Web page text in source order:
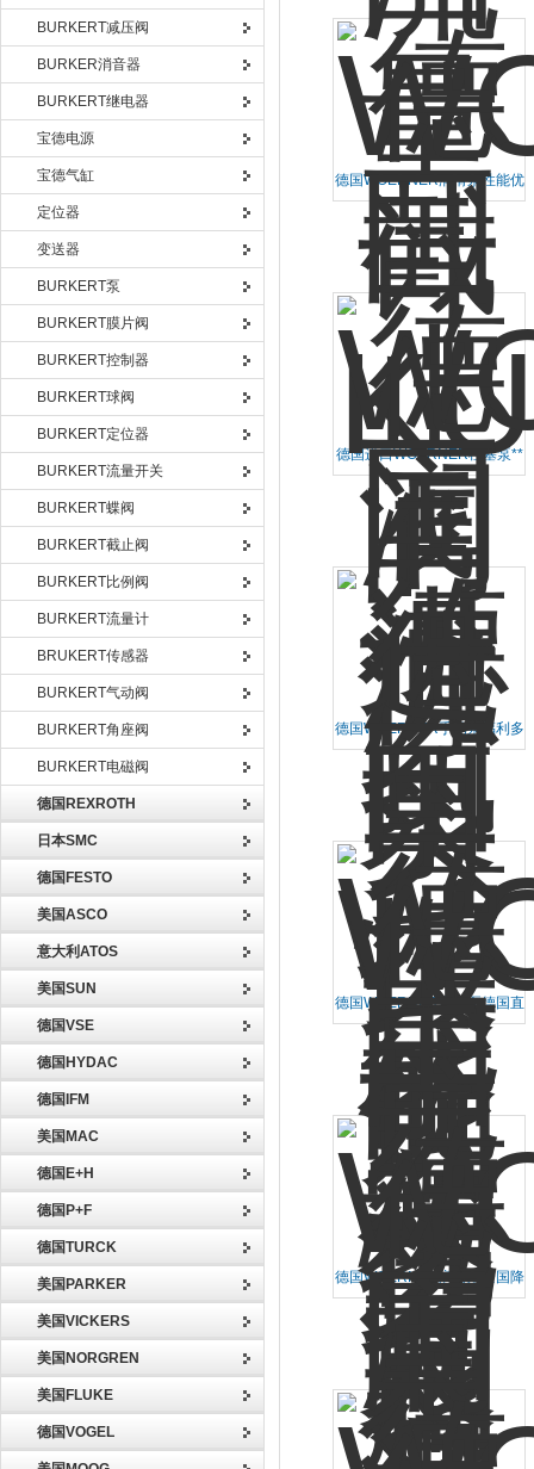
BURKERT减压阀
BURKER消音器
BURKERT继电器
宝德电源
宝德气缸
定位器
变送器
BURKERT泵
BURKERT膜片阀
BURKERT控制器
BURKERT球阀
BURKERT定位器
BURKERT流量开关
BURKERT蝶阀
BURKERT截止阀
BURKERT比例阀
BURKERT流量计
BRUKERT传感器
BURKERT气动阀
BURKERT角座阀
BURKERT电磁阀
德国REXROTH
日本SMC
德国FESTO
美国ASCO
意大利ATOS
美国SUN
德国VSE
德国HYDAC
德国IFM
美国MAC
德国E+H
德国P+F
德国TURCK
美国PARKER
美国VICKERS
美国NORGREN
美国FLUKE
德国VOGEL
德国WOERNER润滑泵性能优
良价格实惠
德国进口WOERNER柱塞泵**
德国WOERNER手动泵福利多
销货期快捷
德国WOERNER润滑泵德国直
销福利多多
德国WOERNER润滑泵全国降
价机会难得